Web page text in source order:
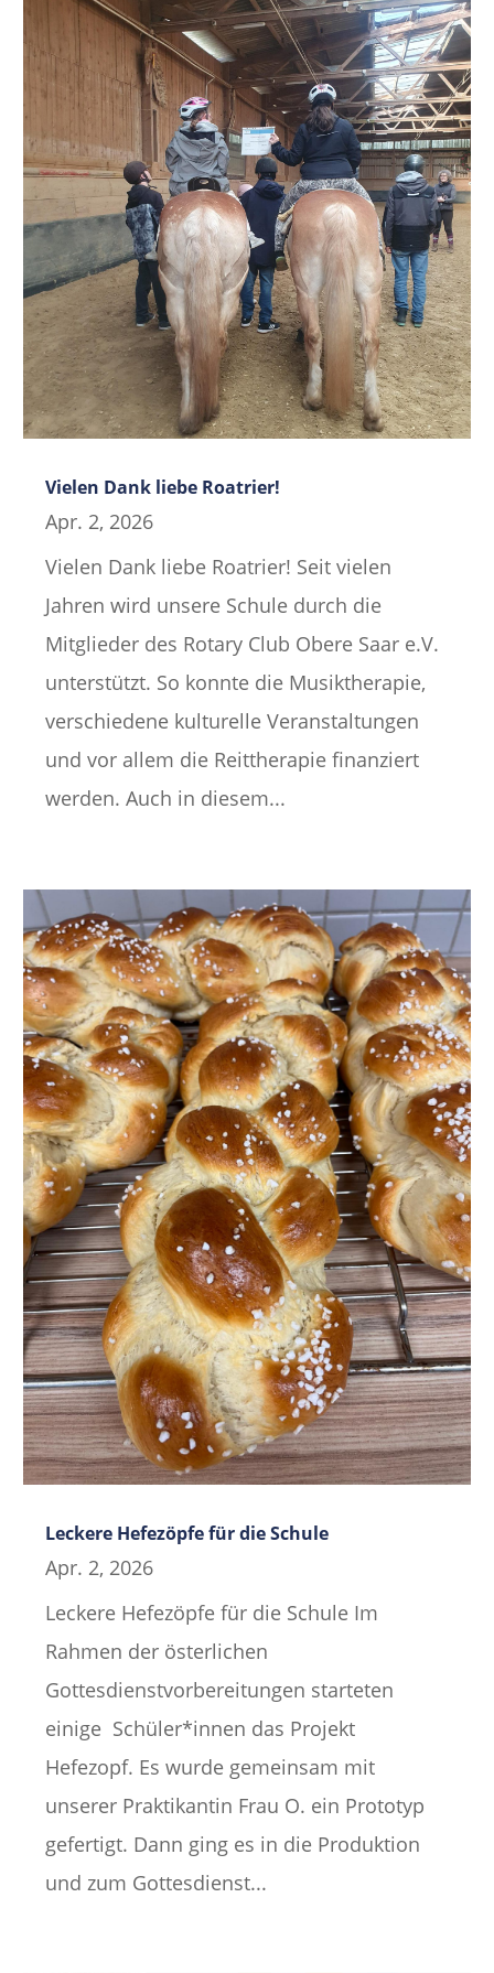
Vielen Dank liebe Roatrier!
Apr. 2, 2026
Vielen Dank liebe Roatrier! Seit vielen
Jahren wird unsere Schule durch die
Mitglieder des Rotary Club Obere Saar e.V.
unterstützt. So konnte die Musiktherapie,
verschiedene kulturelle Veranstaltungen
und vor allem die Reittherapie finanziert
werden. Auch in diesem...
Leckere Hefezöpfe für die Schule
Apr. 2, 2026
Leckere Hefezöpfe für die Schule Im
Rahmen der österlichen
Gottesdienstvorbereitungen starteten
einige Schüler*innen das Projekt
Hefezopf. Es wurde gemeinsam mit
unserer Praktikantin Frau O. ein Prototyp
gefertigt. Dann ging es in die Produktion
und zum Gottesdienst...